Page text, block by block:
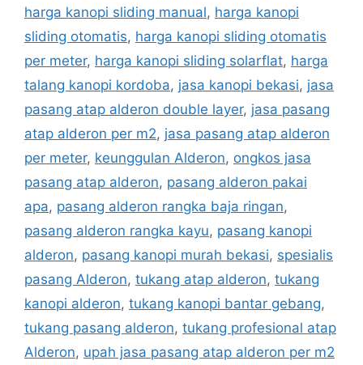
harga kanopi sliding manual, harga kanopi
sliding otomatis, harga kanopi sliding otomatis
per meter, harga kanopi sliding solarflat, harga
talang kanopi kordoba, jasa kanopi bekasi, jasa
pasang atap alderon double layer, jasa pasang
atap alderon per m2, jasa pasang atap alderon
per meter, keunggulan Alderon, ongkos jasa
pasang atap alderon, pasang alderon pakai
apa, pasang alderon rangka baja ringan,
pasang alderon rangka kayu, pasang kanopi
alderon, pasang kanopi murah bekasi, spesialis
pasang Alderon, tukang atap alderon, tukang
kanopi alderon, tukang kanopi bantar gebang,
tukang pasang alderon, tukang profesional atap
Alderon, upah jasa pasang atap alderon per m2